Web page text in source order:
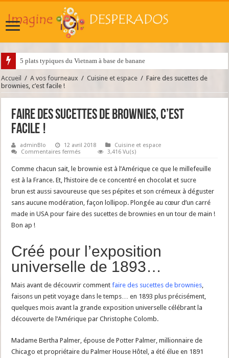
5 plats typiques du Vietnam à base de banane
Accueil / A vos fourneaux / Cuisine et espace / Faire des sucettes de
brownies, c’est facile !
Faire des sucettes de brownies, c’est
facile !
adminBlo 12 avril 2018
Cuisine et espace
Commentaires fermés
sucettes
de
brownies,
c’est
3,416 Vu(s)
Comme chacun sait, le brownie est à l’Amérique ce que le millefeuille
est à la France. Et, l’histoire de ce concentré en chocolat et sucre
brun est aussi savoureuse que ses pépites et son crémeux à déguster
sans aucune modération, façon lollipop. Plongée au cœur d’un carré
made in USA pour faire des sucettes de brownies en un tour de main !
Bon ap !
Créé pour l’exposition
universelle de 1893…
Mais avant de découvrir commentfaire des sucettes de brownies
faisons un petit voyage dans le temps… en 1893 plus précisément,
quelques mois avant la grande exposition universelle célébrant la
découverte de l’Amérique par Christophe Colomb.
Madame Bertha Palmer, épouse de Potter Palmer, millionnaire de
Chicago et propriétaire du Palmer House Hôtel, a été élue en 1891